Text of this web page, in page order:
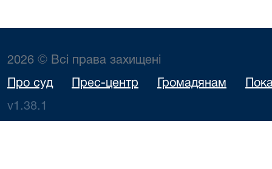
2026 © Всі права захищені
Про суд Прес-центр Громадянам
v1.38.1